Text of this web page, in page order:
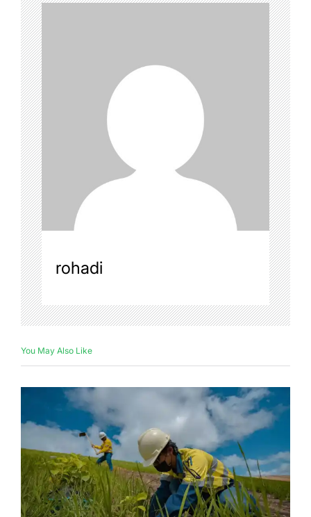
rohadi
You May Also Like